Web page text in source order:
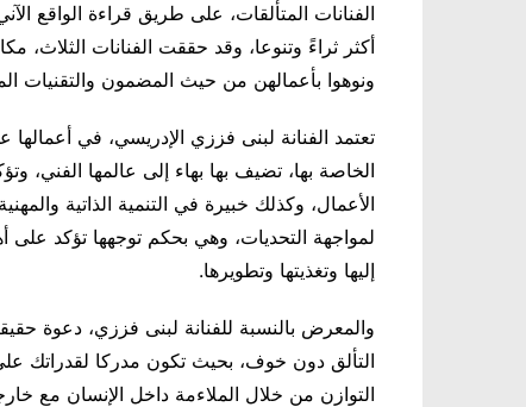
الفنانات المتألقات، على طريق قراءة الواقع
أكثر ثراءً وتنوعا، وقد حققت الفنانات الثلاث،
ونوهوا بأعمالهن من حيث المضمون والتقنيات
تعتمد الفنانة لبنى فززي الإدريسي، في
الخاصة بها، تضيف بها بهاء إلى عالمها الفني،
الأعمال، وكذلك خبيرة في التنمية الذاتية
لمواجهة التحديات، وهي بحكم توجهها تؤكد
إليها وتغذيتها وتطويرها.
والمعرض بالنسبة للفنانة لبنى فززي، دعوة
التألق دون خوف، بحيث تكون مدركا لقدراتك
التوازن من خلال الملاءمة داخل الإنسان مع